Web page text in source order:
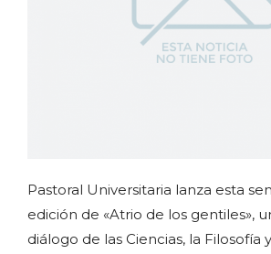
Pastoral Universitaria lanza esta
edición de «Atrio de los gentiles»,
diálogo de las Ciencias, la Filosofía